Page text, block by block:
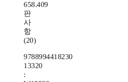
658.409
판
사
항
(20)
9788994418230
13320
: